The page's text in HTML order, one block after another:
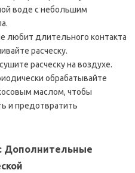
воде с небольшим
любит длительного контакта
расческу.
расческу на воздухе.
обрабатывайте
маслом, чтобы
и предотвратить
Дополнительные